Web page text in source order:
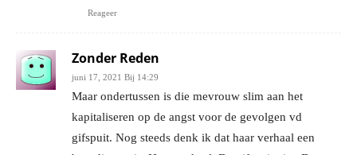
Reageer
Zonder Reden
juni 17, 2021 Bij 14:29
Maar ondertussen is die mevrouw slim aan het
kapitaliseren op de angst voor de gevolgen vd
gifspuit. Nog steeds denk ik dat haar verhaal een